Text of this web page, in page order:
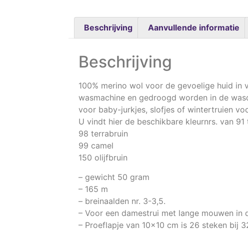
Beschrijving Aanvullende informatie
Beschrijving
100% merino wol voor de gevoelige huid in
wasmachine en gedroogd worden in de
voor baby-jurkjes, slofjes of wintertruien
U vindt hier de beschikbare kleurnrs. van 91
98 terrabruin
99 camel
150 olijfbruin
– gewicht 50 gram
– 165 m
– breinaalden nr. 3-3,5.
– Voor een damestrui met lange mouwen
– Proeflapje van 10×10 cm is 26 steken bij